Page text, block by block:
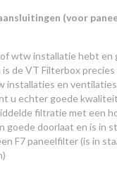
(voor
wtw installatie hebt en
de VT Filterbox
installaties en
u echter goede
filtratie met een
doorlaat en is in
F7 paneelfilter (is in